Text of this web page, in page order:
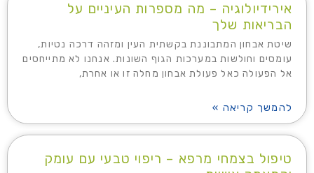
אירידיולוגיה – מה מספרות העיניים על
הבריאות שלך
שיטת אבחון המתבוננת בקשתית העין ומזהה דרכה נטיות,
עומסים וחולשות במערכות הגוף השונות. אנחנו לא מתייחסים
אל הפעולה כאל פעולת אבחון מחלה זו או אחרת,
להמשך קריאה »
טיפול בצמחי מרפא – ריפוי טבעי עם עומק